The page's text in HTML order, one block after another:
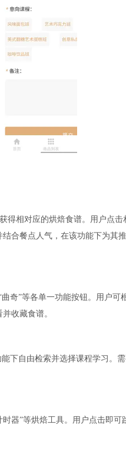
得相对应的烘焙食谱。用户点击
合餐点人气，在该功能下为其
奇”等各单一功能按钮。用户可
收藏食谱。
下自由检索并选择课程学习。
器”等烘焙工具。用户点击即可